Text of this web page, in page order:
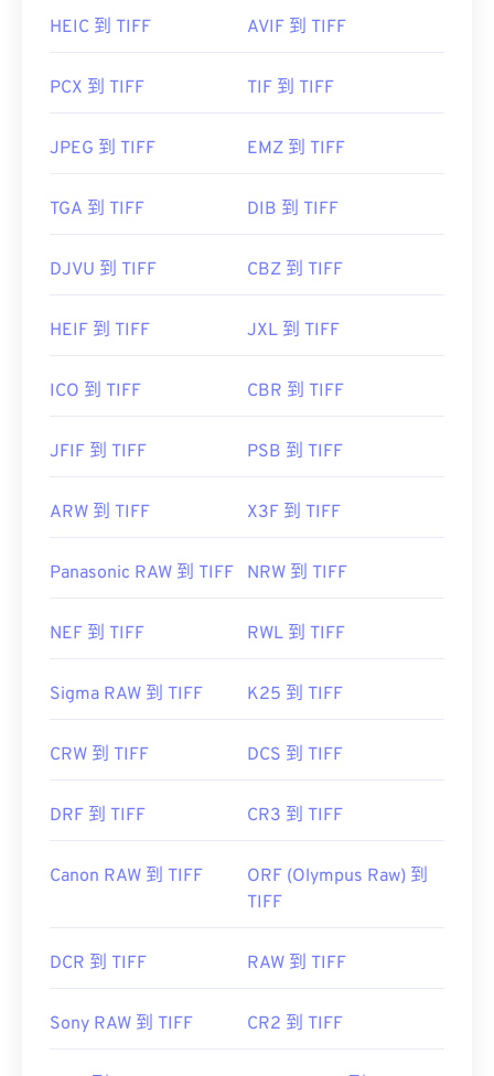
https://www.adobe.com/creativecloud/file-
https://www.file-extensions.org/tiff-file-extension
HEIC 到 TIFF AVIF 到 TIFF
PCX 到 TIFF TIF 到 TIFF
JPEG 到 TIFF EMZ 到 TIFF
TGA 到 TIFF DIB 到 TIFF
DJVU 到 TIFF CBZ 到 TIFF
HEIF 到 TIFF JXL 到 TIFF
ICO 到 TIFF CBR 到 TIFF
JFIF 到 TIFF PSB 到 TIFF
ARW 到 TIFF X3F 到 TIFF
Panasonic RAW 到 TIFF NRW 到 TIFF
NEF 到 TIFF RWL 到 TIFF
Sigma RAW 到 TIFF K25 到 TIFF
CRW 到 TIFF DCS 到 TIFF
DRF 到 TIFF CR3 到 TIFF
Canon RAW 到 TIFF
ORF (Olympus Raw) 到
TIFF
DCR 到 TIFF RAW 到 TIFF
Sony RAW 到 TIFF CR2 到 TIFF